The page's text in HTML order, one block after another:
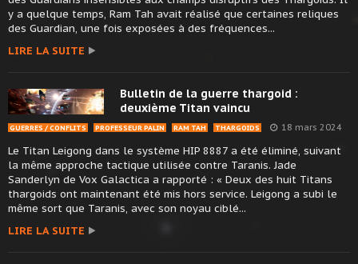
y a quelque temps, Ram Tah avait réalisé que certaines reliques
des Guardian, une fois exposées à des fréquences...
LIRE LA SUITE
Bulletin de la guerre thargoid :
deuxième Titan vaincu
GUERRES / CONFLITS PROFESSEUR PALIN RAM TAH THARGOIDS 18 mars 2024
Le Titan Leigong dans le système HIP 8887 a été éliminé, suivant
la même approche tactique utilisée contre Taranis. Jade
Sanderlyn de Vox Galactica a rapporté : « Deux des huit Titans
thargoids ont maintenant été mis hors service. Leigong a subi le
même sort que Taranis, avec son noyau ciblé...
LIRE LA SUITE